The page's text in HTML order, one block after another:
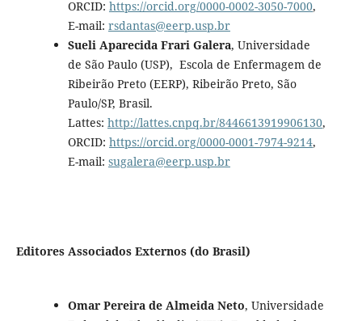
ORCID: https://orcid.org/0000-0002-3050-7000,
E-mail: rsdantas@eerp.usp.br
Sueli Aparecida Frari Galera, Universidade
de São Paulo (USP), Escola de Enfermagem de
Ribeirão Preto (EERP), Ribeirão Preto, São
Paulo/SP, Brasil.
Lattes: http://lattes.cnpq.br/8446613919906130,
ORCID: https://orcid.org/0000-0001-7974-9214,
E-mail: sugalera@eerp.usp.br
Editores Associados Externos (do Brasil)
Omar Pereira de Almeida Neto, Universidade